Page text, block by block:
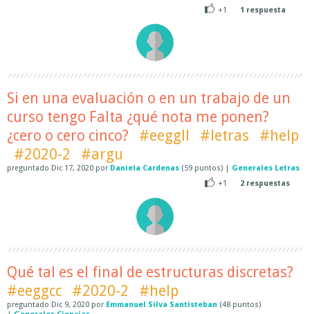
+1
1 respuesta
Si en una evaluación o en un trabajo de un
curso tengo Falta ¿qué nota me ponen?
¿cero o cero cinco?
#eeggll #letras
#help
#2020-2
#argu
preguntado Dic 17, 2020 por Daniela Cardenas (59 puntos) | Generales Letras
+1
2 respuestas
Qué tal es el final de estructuras discretas?
#eeggcc
#2020-2 #help
preguntado Dic 9, 2020 por Emmanuel Silva Santisteban (48 puntos)